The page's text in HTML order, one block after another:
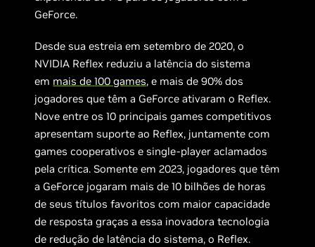
GeForce.
Desde sua estreia em setembro de 2020, o
NVIDIA Reflex reduziu a latência do sistema
em mais de 100 games, e mais de 90% dos
jogadores que têm a GeForce ativaram o Reflex.
Nove entre os 10 principais games competitivos
apresentam suporte ao Reflex, juntamente com
games cooperativos e single-player aclamados
pela crítica. Somente em 2023, jogadores que têm
a GeForce jogaram mais de 10 bilhões de horas
de seus títulos favoritos com maior capacidade
de resposta graças a essa inovadora tecnologia
de redução de latência do sistema, o Reflex.